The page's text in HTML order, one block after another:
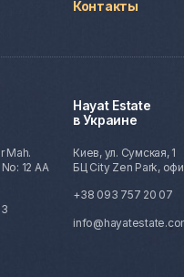
Контакты
Mah.
12 AA
Hayat Estate
в Украине
Киев, ул. Сумская, 1
БЦ City Zen Park,
+38 093 757 20 07